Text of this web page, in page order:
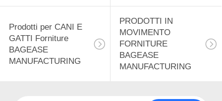
cancelleria Forniture
BAGEASE
MANUFACTURING
Prodotti per CANI E
GATTI Forniture
BAGEASE
MANUFACTURING
PRODOTTI IN
MOVIMENTO
FORNITURE
BAGEASE
MANUFACTURING